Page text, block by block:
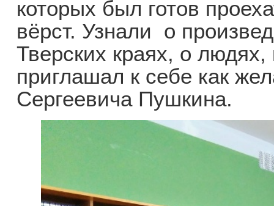
которых был готов
вёрст. Узнали о
Тверских краях, о
приглашал к себе как
Сергеевича Пушкина.